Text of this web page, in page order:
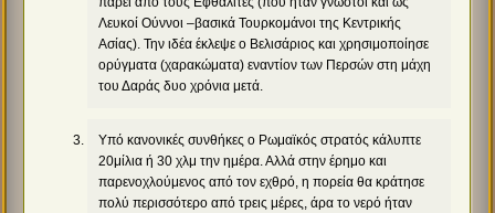
Λευκοί Ούννοι –βασικά Τουρκομάνοι της Κεντρικής
Ασίας). Την ιδέα έκλεψε ο Βελισάριος και χρησιμοποίησε
ορύγματα (χαρακώματα) εναντίον των Περσών στη μάχη
του Δαράς δυο χρόνια μετά.
Υπό κανονικές συνθήκες ο Ρωμαϊκός στρατός κάλυπτε
20μίλια ή 30 χλμ την ημέρα. Αλλά στην έρημο και
παρενοχλούμενος από τον εχθρό, η πορεία θα κράτησε
πολύ περισσότερο από τρεις μέρες, άρα το νερό ήταν